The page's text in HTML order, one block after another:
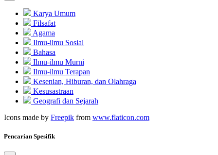
Karya Umum
Filsafat
Agama
Ilmu-ilmu Sosial
Bahasa
Ilmu-ilmu Murni
Ilmu-ilmu Terapan
Kesenian, Hiburan, dan Olahraga
Kesusastraan
Geografi dan Sejarah
Icons made by Freepik from www.flaticon.com
Pencarian Spesifik